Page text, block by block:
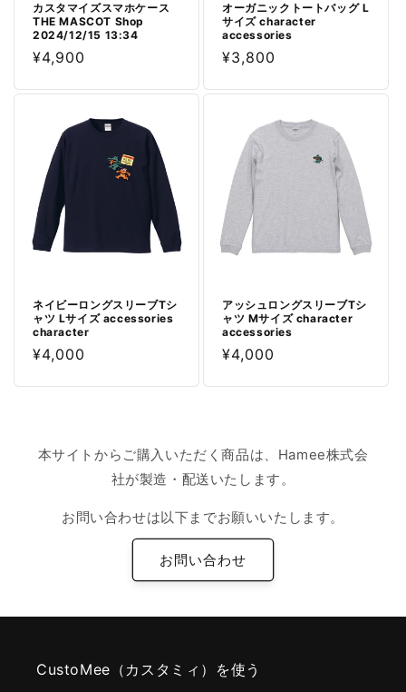
カスタマイズスマホケース
THE MASCOT Shop
2024/12/15 13:34
通
¥4,900
オーガニックトートバッグ L
サイズ character
accessories
通
¥3,800
ネイビーロングスリーブTシ
ャツ Lサイズ accessories
character
通
¥4,000
アッシュロングスリーブTシ
ャツ Mサイズ character
accessories
通
¥4,000
本サイトからご購入いただく商品は、Hamee株式会
社が製造・配送いたします。
お問い合わせは以下までお願いいたします。
お問い合わせ
CustoMee（カスタミィ）を使う